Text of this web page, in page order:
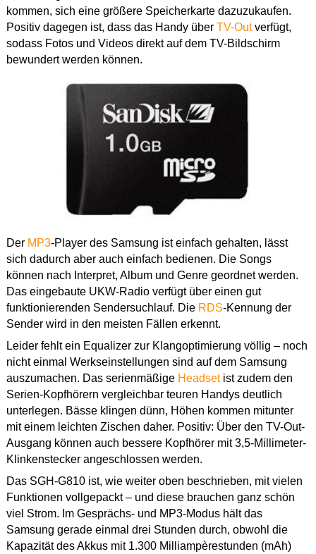
kommen, sich eine größere Speicherkarte dazuzukaufen.
Positiv dagegen ist, dass das Handy über TV-Outverfügt,
sodass Fotos und Videos direkt auf dem TV-Bildschirm
bewundert werden können.
Der MP3-Player des Samsung ist einfach gehalten, lässt
sich dadurch aber auch einfach bedienen. Die Songs
können nach Interpret, Album und Genre geordnet werden.
Das eingebaute UKW-Radio verfügt über einen gut
funktionierenden Sendersuchlauf. Die RDS-Kennung der
Sender wird in den meisten Fällen erkennt.
Leider fehlt ein Equalizer zur Klangoptimierung völlig – noch
nicht einmal Werkseinstellungen sind auf dem Samsung
auszumachen. Das serienmäßige Headsetist zudem den
Serien-Kopfhörern vergleichbar teuren Handys deutlich
unterlegen. Bässe klingen dünn, Höhen kommen mitunter
mit einem leichten Zischen daher. Positiv: Über den TV-Out-
Ausgang können auch bessere Kopfhörer mit 3,5-Millimeter-
Klinkenstecker angeschlossen werden.
Das SGH-G810 ist, wie weiter oben beschrieben, mit vielen
Funktionen vollgepackt – und diese brauchen ganz schön
viel Strom. Im Gesprächs- und MP3-Modus hält das
Samsung gerade einmal drei Stunden durch, obwohl die
Kapazität des Akkus mit 1.300 Milliampèrestunden (mAh)